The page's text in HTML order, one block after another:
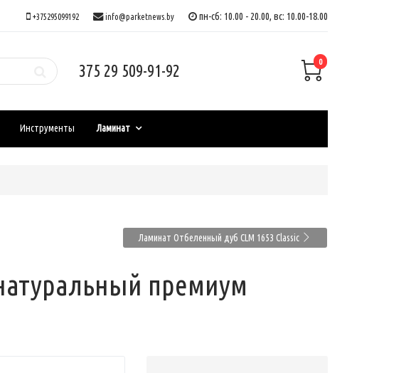
+375295099192 info@parketnews.by пн-сб: 10.00 - 20.00, вс: 10.00-18.00
375 29 509-91-92 0
Инструменты Ламинат
Ламинат Отбеленный дуб CLM 1653 Classic
премиум